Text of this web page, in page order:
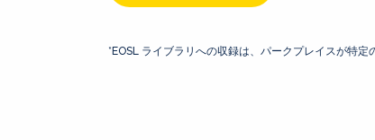
*EOSL ライブラリへの収録は、パークプレイスが特